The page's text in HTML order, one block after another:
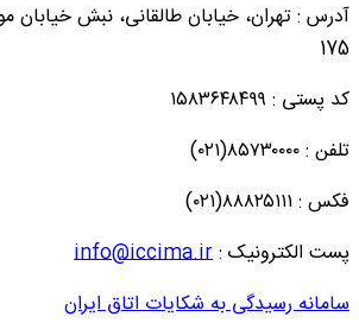
آدرس : تهران، خیابان طالقانی، نبش
175
کد پستی : ۱۵۸۳۶۴۸۴۹۹
تلفن : ۸۵۷۳۰۰۰۰(۰۲۱)
فکس : ۸۸۸۲۵۱۱۱(۰۲۱)
پست الکترونیک :info@iccima.ir
سامانه رسیدگی به شکایات اتاق ایران